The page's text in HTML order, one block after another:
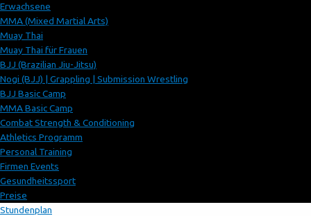
Erwachsene
MMA (Mixed Martial Arts)
Muay Thai
Muay Thai für Frauen
BJJ (Brazilian Jiu-Jitsu)
Nogi (BJJ) | Grappling | Submission Wrestling
BJJ Basic Camp
MMA Basic Camp
Combat Strength & Conditioning
Athletics Programm
Personal Training
Firmen Events
Gesundheitssport
Preise
Stundenplan